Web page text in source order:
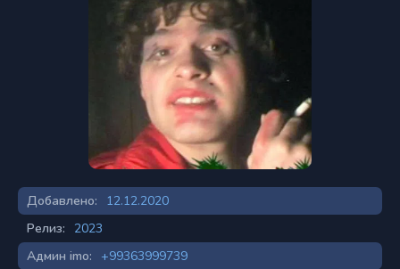
Добавлено:
12.12.2020
Релиз:
2023
Админ imo:
+99363999739